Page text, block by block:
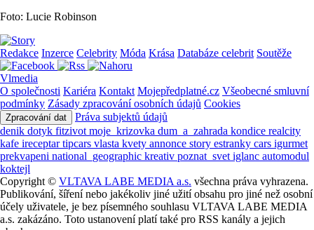
Foto: Lucie Robinson
Redakce Inzerce Celebrity Móda Krása Databáze celebrit Soutěže
Vlmedia
O společnosti Kariéra Kontakt Mojepředplatné.cz Všeobecné smluvní
podmínky Zásady zpracování osobních údajů Cookies
Zpracování dat
Práva subjektů údajů
denik dotyk fitzivot moje_krizovka dum_a_zahrada kondice realcity
kafe ireceptartipcars vlasta kvety annonce story estranky cars igurmet
prekvapeni national_geographic kreativ poznat_svet iglanc automodul
koktejl
Copyright © VLTAVA LABE MEDIA a.s. všechna práva vyhrazena.
Publikování, šíření nebo jakékoliv jiné užití obsahu pro jiné než osobní
účely uživatele, je bez písemného souhlasu VLTAVA LABE MEDIA
a.s. zakázáno. Toto ustanovení platí také pro RSS kanály a jejich